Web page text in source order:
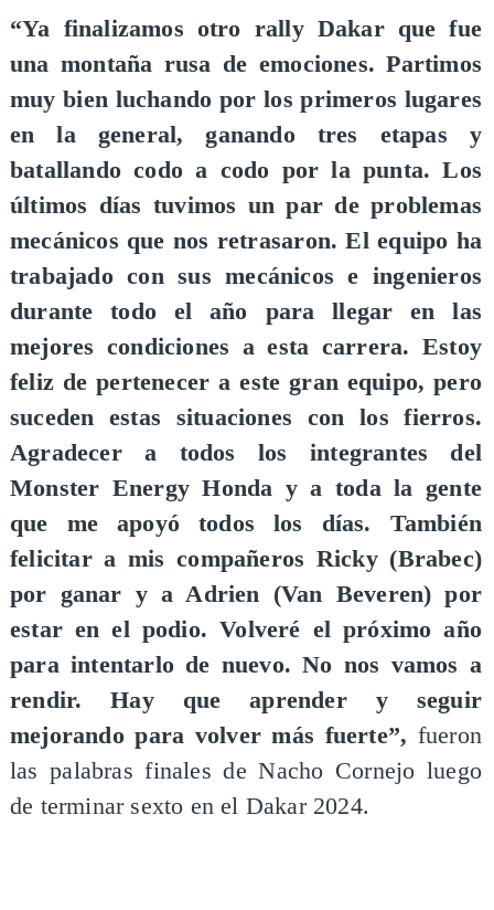
“Ya finalizamos otro rally Dakar que fue
una montaña rusa de emociones. Partimos
muy bien luchando por los primeros lugares
en la general, ganando tres etapas y
batallando codo a codo por la punta. Los
últimos días tuvimos un par de problemas
mecánicos que nos retrasaron. El equipo ha
trabajado con sus mecánicos e ingenieros
durante todo el año para llegar en las
mejores condiciones a esta carrera. Estoy
feliz de pertenecer a este gran equipo, pero
suceden estas situaciones con los fierros.
Agradecer a todos los integrantes del
Monster Energy Honda y a toda la gente
que me apoyó todos los días. También
felicitar a mis compañeros Ricky (Brabec)
por ganar y a Adrien (Van Beveren) por
estar en el podio. Volveré el próximo año
para intentarlo de nuevo. No nos vamos a
rendir. Hay que aprender y seguir
mejorando para volver más fuerte”, fueron
las palabras finales de Nacho Cornejo luego
de terminar sexto en el Dakar 2024.